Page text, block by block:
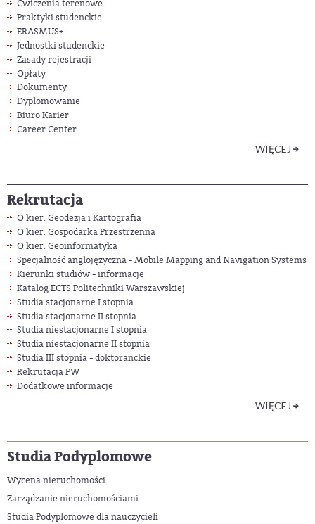
Ćwiczenia terenowe
Praktyki studenckie
ERASMUS+
Jednostki studenckie
Zasady rejestracji
Opłaty
Dokumenty
Dyplomowanie
Biuro Karier
Career Center
WIĘCEJ
Rekrutacja
O kier. Geodezja i Kartografia
O kier. Gospodarka Przestrzenna
O kier. Geoinformatyka
Specjalność anglojęzyczna- Mobile Mapping and Navigation Systems
Kierunki studiów- informacje
Katalog ECTS Politechniki Warszawskiej
Studia stacjonarne I stopnia
Studia stacjonarne II stopnia
Studia niestacjonarne I stopnia
Studia niestacjonarne II stopnia
Studia III stopnia - doktoranckie
Rekrutacja PW
Dodatkowe informacje
WIĘCEJ
Studia Podyplomowe
Wycena nieruchomości
Zarządzanie nieruchomościami
Studia Podyplomowe dla nauczycieli